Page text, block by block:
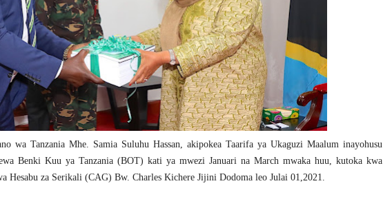
wa Tanzania Mhe. Samia Suluhu Hassan, akipokea Taarifa ya Ukaguzi Maalum inayohusu
Benki Kuu ya Tanzania (BOT) kati ya mwezi Januari na March mwaka huu, kutoka kwa
Hesabu za Serikali (CAG) Bw. Charles Kichere Jijini Dodoma leo Julai 01,2021.